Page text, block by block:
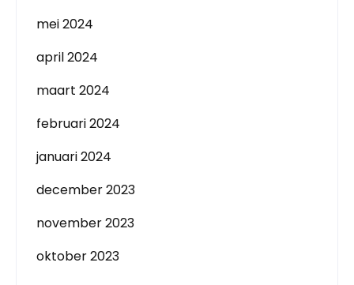
mei 2024
april 2024
maart 2024
februari 2024
januari 2024
december 2023
november 2023
oktober 2023